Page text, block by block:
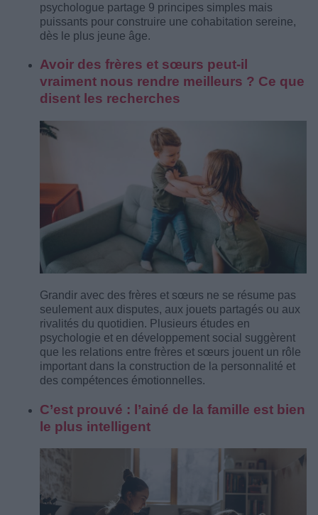
psychologue partage 9 principes simples mais
puissants pour construire une cohabitation sereine,
dès le plus jeune âge.
Avoir des frères et sœurs peut-il
vraiment nous rendre meilleurs ? Ce que
disent les recherches
Grandir avec des frères et sœurs ne se résume pas
seulement aux disputes, aux jouets partagés ou aux
rivalités du quotidien. Plusieurs études en
psychologie et en développement social suggèrent
que les relations entre frères et sœurs jouent un rôle
important dans la construction de la personnalité et
des compétences émotionnelles.
C’est prouvé : l’ainé de la famille est bien
le plus intelligent